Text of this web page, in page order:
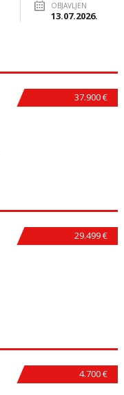
OBJAVLJEN
13.07.2026.
37.900 €
29.499 €
4.700 €